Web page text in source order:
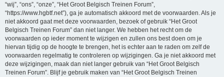
“wij”, “ons”, “onze”, “Het Groot Belgisch Treinen Forum”,
“https://www.hgbtf.net”), ga je automatisch akkoord met de voorwaarden. Als je
niet akkoord gaat met deze voorwaarden, bezoek of gebruik “Het Groot
Belgisch Treinen Forum” dan niet langer. We hebben het recht om de
voorwaarden op ieder moment te wijzigen en zullen ons best doen om je
hiervan tijdig op de hoogte te brengen, het is echter aan te raden om zelf de
voorwaarden regelmatig te controleren op wijzigingen. Ga je niet akkoord met
deze wijzigingen, maak dan niet langer gebruik van “Het Groot Belgisch
Treinen Forum”. Blijf je gebruik maken van “Het Groot Belgisch Treinen